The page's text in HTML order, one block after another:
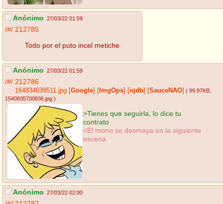
Anónimo 27/03/22 01:59
/#/ 212785
Todo por el puto incel metiche
Anónimo 27/03/22 01:59
/#/ 212786
164834639511.jpg Google ImgOps iqdb SauceNAO ( 99.97KB
1540835700836.jpg )
>Tienes que seguirla, lo dice tu
contrato
<El mono se desmaya en la siguiente
escena
Anónimo 27/03/22 02:00